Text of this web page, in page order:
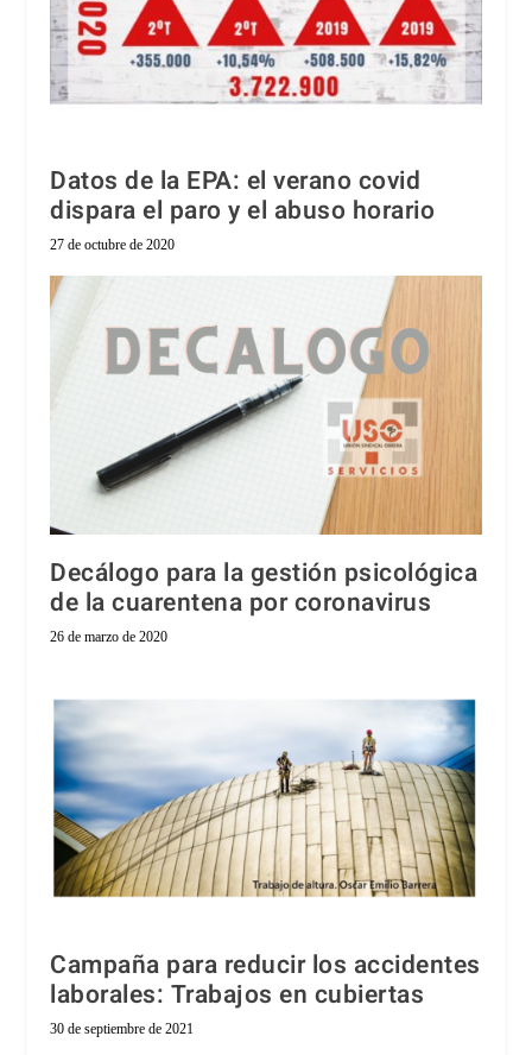
Datos de la EPA: el verano covid
dispara el paro y el abuso horario
27 de octubre de 2020
Decálogo para la gestión psicológica
de la cuarentena por coronavirus
26 de marzo de 2020
Campaña para reducir los accidentes
laborales: Trabajos en cubiertas
30 de septiembre de 2021